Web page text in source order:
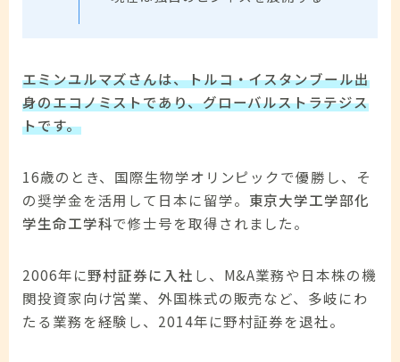
エミンユルマズさんは、トルコ・イスタンブール出
身のエコノミストであり、グローバルストラテジス
トです。
16歳のとき、国際生物学オリンピックで優勝し、そ
の奨学金を活用して日本に留学。 東京大学工学部化
学生命工学科で修士号を取得されました。
2006年に野村証券に入社 し、M&A業務や日本株の機
関投資家向け営業、外国株式の販売など、多岐にわ
たる業務を経験し、2014年に野村証券を退社。